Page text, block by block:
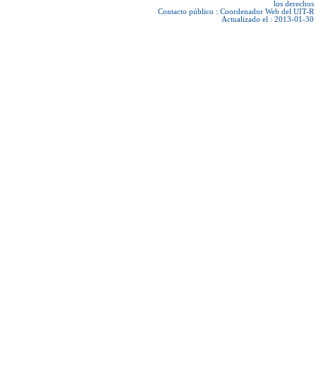
los derechos
Contacto público : Coordenador Web del UIT-R
Actualizado el : 2013-01-30